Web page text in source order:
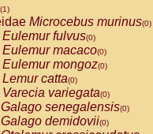
(1)
Microcebus murinus(0)
Eulemur fulvus(0)
Eulemur macaco(0)
Eulemur mongoz(0)
Lemur catta(0)
Varecia variegata(0)
Galago senegalensis(0)
Galago demidovii(0)